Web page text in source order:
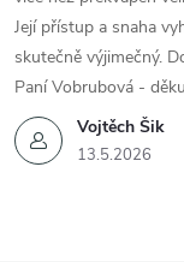
Vojtěch Šik
13.5.2026
Její přístup a snaha
skutečně výjimečný.
Paní Vobrubová -